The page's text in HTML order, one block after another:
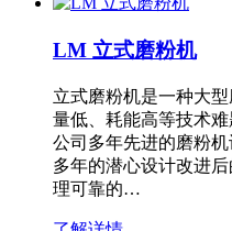
LM 立式磨粉机
立式磨粉机是一种大
量低、耗能高等技术
公司多年先进的磨粉
多年的潜心设计改进
理可靠的…